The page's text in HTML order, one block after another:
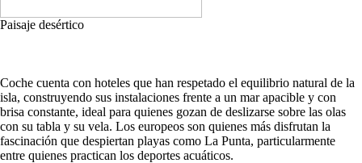
Paisaje desértico
Coche cuenta con hoteles que han respetado el equilibrio natural de la
isla, construyendo sus instalaciones frente a un mar apacible y con
brisa constante, ideal para quienes gozan de deslizarse sobre las olas
con su tabla y su vela. Los europeos son quienes más disfrutan la
fascinación que despiertan playas como La Punta, particularmente
entre quienes practican los deportes acuáticos.